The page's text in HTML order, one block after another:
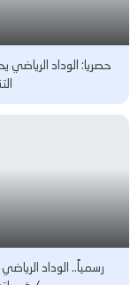
حصريا: الوداد
رسمياً.. الوداد